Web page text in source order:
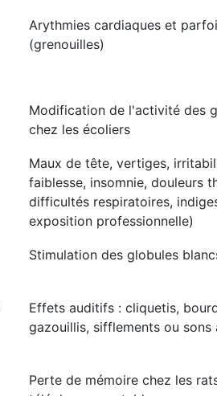
Arythmies cardiaques et
(grenouilles)
Modification de l'activité des
chez les écoliers
Maux de tête, vertiges,
faiblesse, insomnie, douleurs
difficultés respiratoires,
exposition professionnelle)
Stimulation des globules
Effets auditifs : cliquetis,
gazouillis, sifflements ou sons
Perte de mémoire chez les